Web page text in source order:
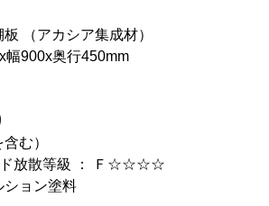
（アカシア集成材）
幅900x奥行450mm
む）
ド放散等級 ： Ｆ☆☆☆☆
ョン塗料